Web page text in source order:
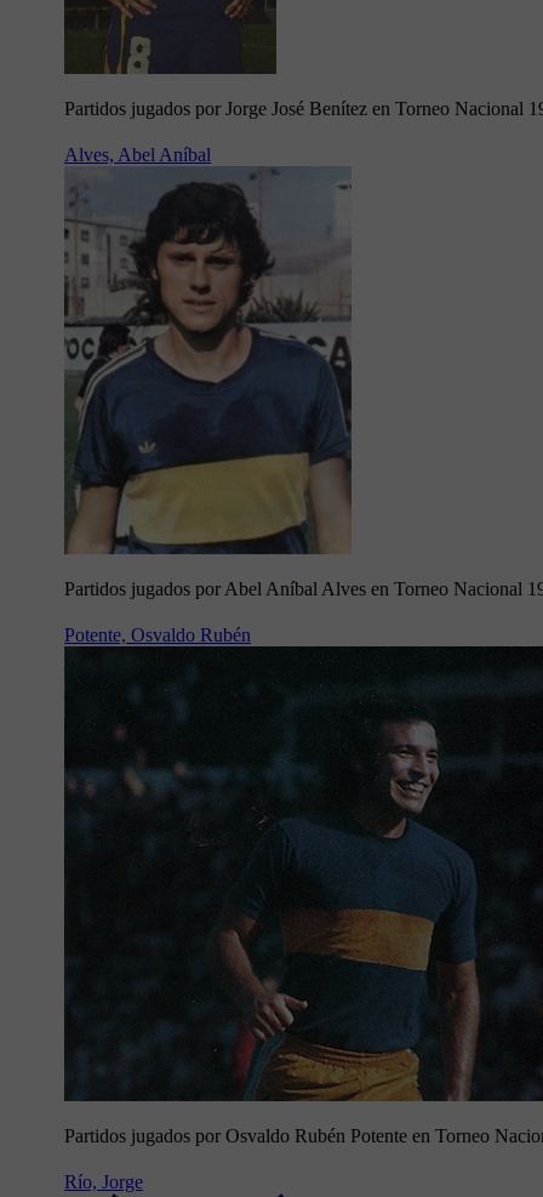
Partidos jugados por Jorge José Benítez en Torneo Nacional
Alves, Abel Aníbal
Partidos jugados por Abel Aníbal Alves en Torneo Nacional
Potente, Osvaldo Rubén
Partidos jugados por Osvaldo Rubén Potente en Torneo
Río, Jorge